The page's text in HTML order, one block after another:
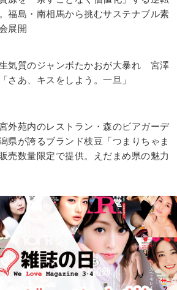
福島・南相馬から挑むサステナブル素
展開​
気質のジャンボたかおが大暴れ 宮澤
さあ、キスをしよう。一旦」
外苑内のレストラン・森のビアガーデ
県が誇るブランド枝豆「つまりちゃま
売数量限定で提供。えだまめ県の魅力